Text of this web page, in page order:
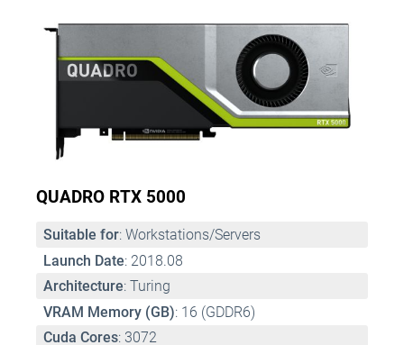
QUADRO RTX 5000
Suitable for: Workstations/Servers
Launch Date: 2018.08
Architecture: Turing
VRAM Memory (GB): 16 (GDDR6)
Cuda Cores: 3072